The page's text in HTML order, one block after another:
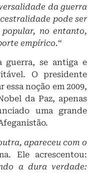
da guerra
pode ser
no entanto,
empírico.“
guerra, se antiga e
O presidente
essa noção em 2009,
da Paz, apenas
uma grande
apareceu com o
Ele acrescentou:
a dura verdade: